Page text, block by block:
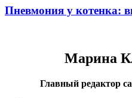
Пневмония у котенка:
Марина
Главный редактор